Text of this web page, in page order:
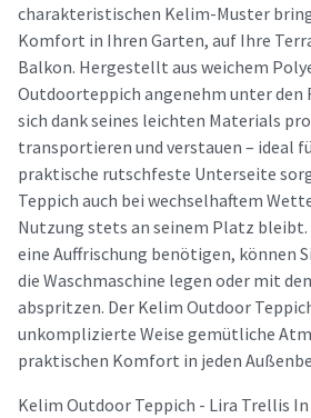
charakteristischen Kelim-Muster
Komfort in Ihren Garten, auf Ihre
Balkon. Hergestellt aus weichem
Outdoorteppich angenehm unter den
sich dank seines leichten Materials
transportieren und verstauen – ideal
praktische rutschfeste Unterseite
Teppich auch bei wechselhaftem
Nutzung stets an seinem Platz
eine Auffrischung benötigen, können
die Waschmaschine legen oder mit
abspritzen. Der Kelim Outdoor
unkomplizierte Weise gemütliche
praktischen Komfort in jeden
Kelim Outdoor Teppich - Lira Trellis In